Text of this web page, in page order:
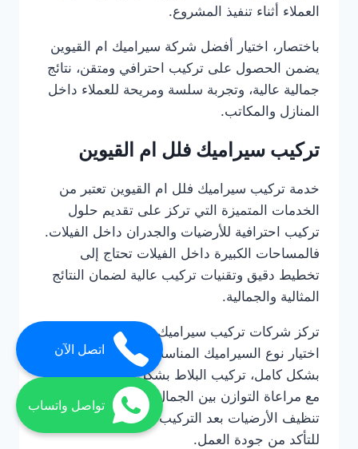
العملاء أثناء تنفيذ المشروع.
باختصار، اختيار أفضل شركة سيراميك ام القيوين
يضمن الحصول على تركيب احترافي ومتقن، نتائج
جمالية عالية، وتجربة سلسة ومريحة للعملاء داخل
المنازل والمكاتب.
تركيب سيراميك فلل ام القيوين
خدمة تركيب سيراميك فلل ام القيوين تعتبر من
الخدمات المتميزة التي تركز على تقديم حلول
تركيب احترافية للأرضيات والجدران داخل الفيلات.
فالمساحات الكبيرة داخل الفيلات تحتاج إلى
تخطيط دقيق وتقنيات تركيب عالية لضمان النتائج
المثالية والجمالية.
تركز شركات تركيب سيراميك فلل ام القيوين على
اختيار نوع السيراميك المناسب، تحضير الأسطح
بشكل كامل، تركيب البلاط بشكل متناسق ومتقن،
مع مراعاة التوازن بين الجمال والمتانة. كما يتم
تنظيف الأرضيات بعد التركيب وفحص جميع القطع
للتأكد من جودة العمل.
اتصل الآن
تواصل واتساب